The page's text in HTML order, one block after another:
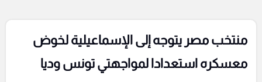
منتخب مصر يتوجه إلى الإسماعيلية لخوض
معسكره استعدادا لمواجهتي تونس وديا